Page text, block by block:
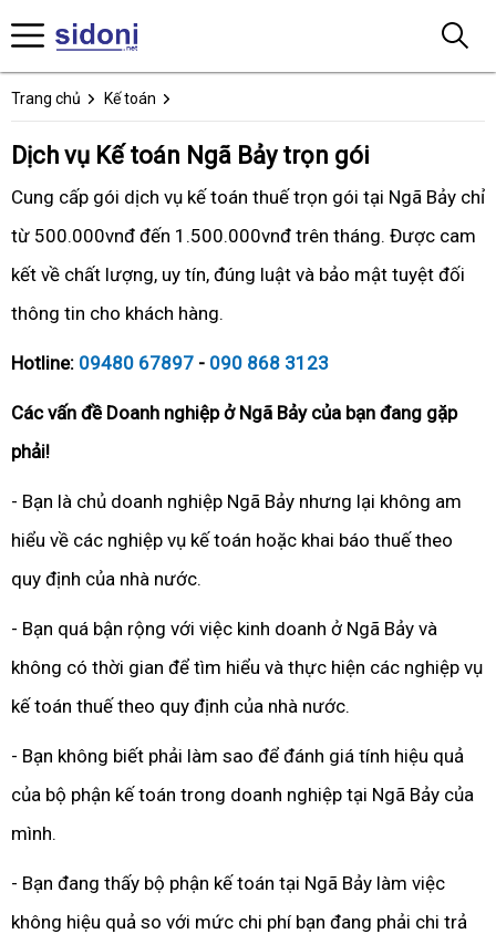
Trang chủ Kế toán
Dịch vụ Kế toán Ngã Bảy trọn gói
Cung cấp gói dịch vụ kế toán thuế trọn gói tại Ngã Bảy chỉ
từ 500.000vnđ đến 1.500.000vnđ trên tháng. Được cam
kết về chất lượng, uy tín, đúng luật và bảo mật tuyệt đối
thông tin cho khách hàng.
Hotline: 09480 67897 - 090 868 3123
Các vấn đề Doanh nghiệp ở Ngã Bảy của bạn đang gặp
phải!
- Bạn là chủ doanh nghiệp Ngã Bảy nhưng lại không am
hiểu về các nghiệp vụ kế toán hoặc khai báo thuế theo
quy định của nhà nước.
- Bạn quá bận rộng với việc kinh doanh ở Ngã Bảy và
không có thời gian để tìm hiểu và thực hiện các nghiệp vụ
kế toán thuế theo quy định của nhà nước.
- Bạn không biết phải làm sao để đánh giá tính hiệu quả
của bộ phận kế toán trong doanh nghiệp tại Ngã Bảy của
mình.
- Bạn đang thấy bộ phận kế toán tại Ngã Bảy làm việc
không hiệu quả so với mức chi phí bạn đang phải chi trả